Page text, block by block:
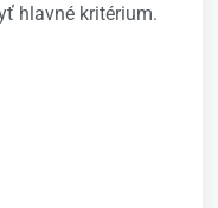
hlavné kritérium.